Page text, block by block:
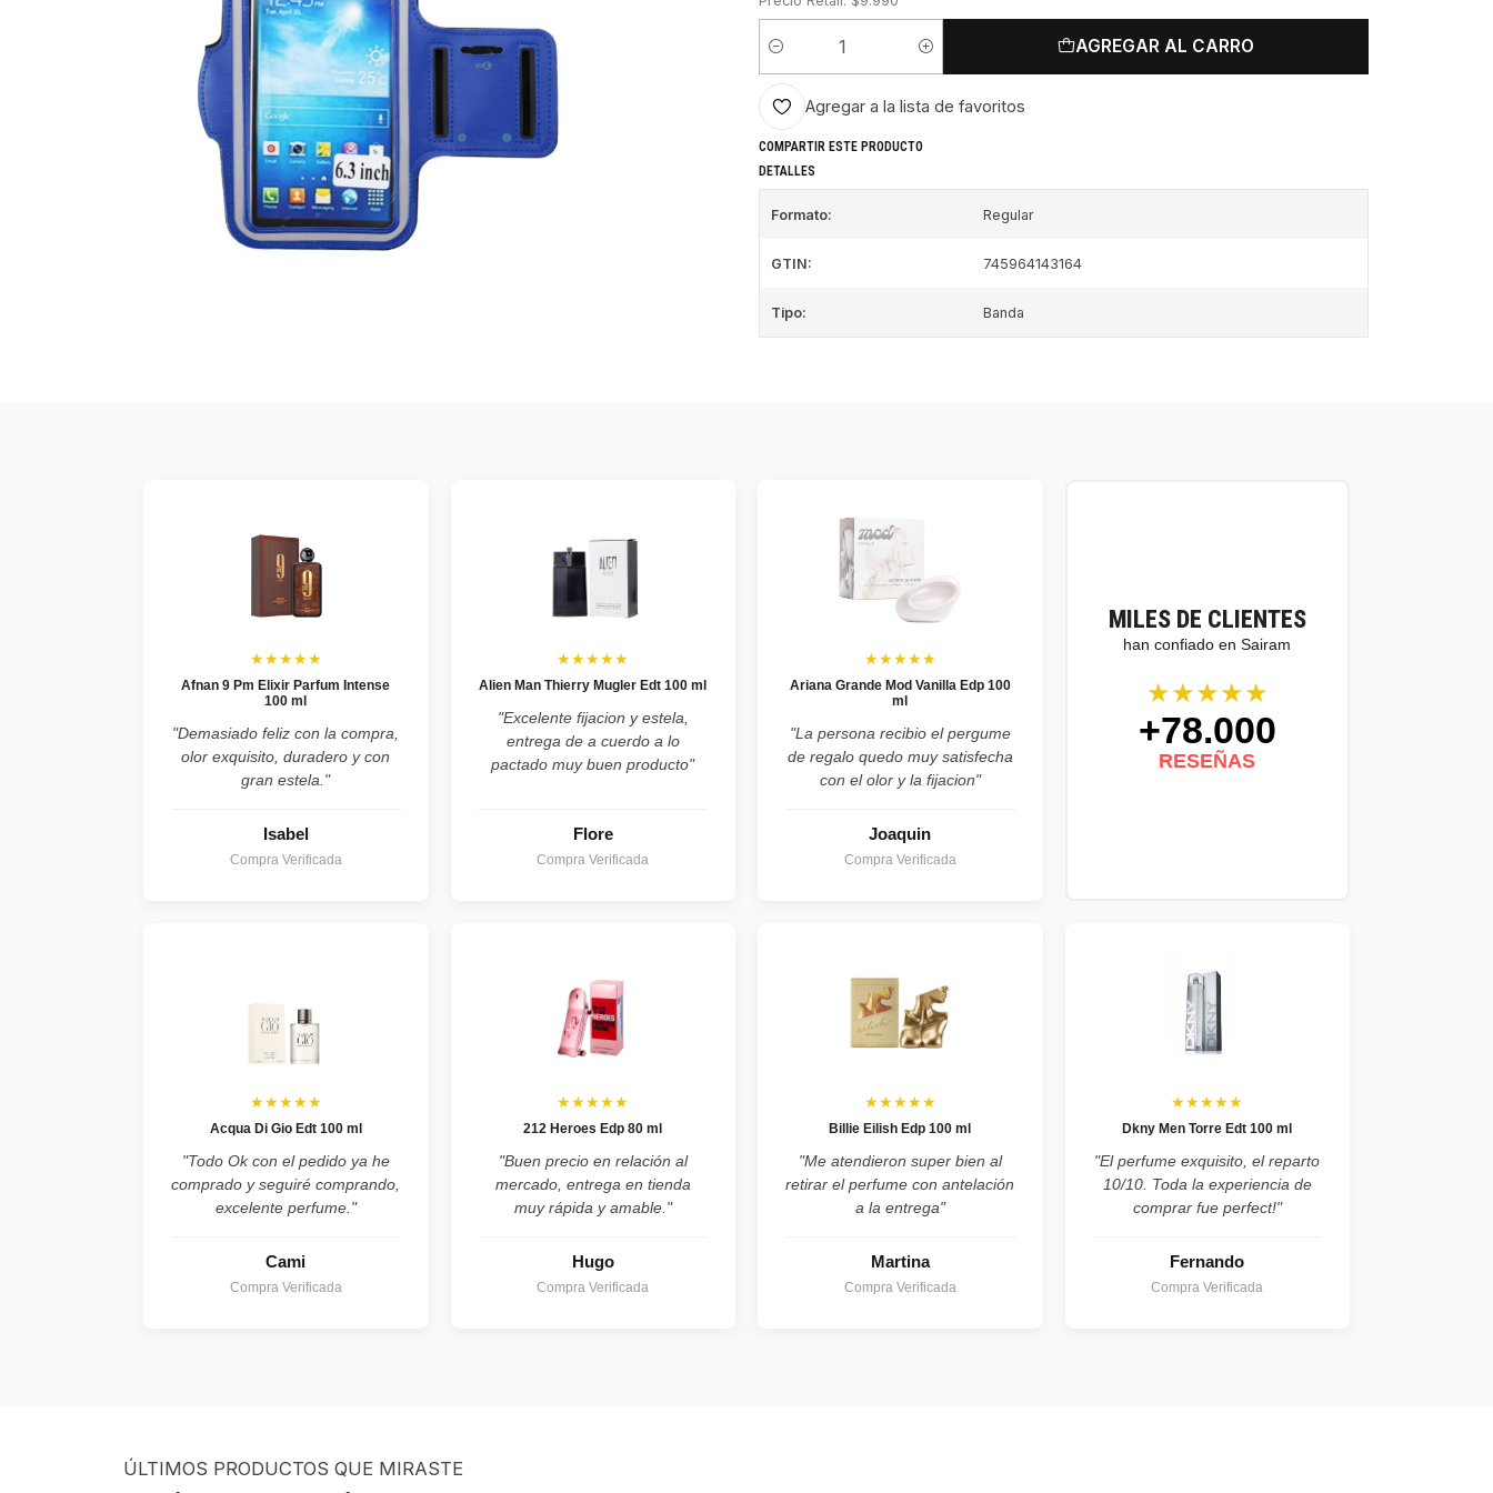
Cantidad
AGREGAR AL CARRO
Agregar a la lista de favoritos
COMPARTIR ESTE PRODUCTO
DETALLES
Formato: Regular
GTIN: 745964143164
Tipo: Banda
MILES DE CLIENTES
han confiado en Sairam
★★★★★
+78.000
RESEÑAS
★★★★★
Afnan 9 Pm Elixir Parfum Intense
100 ml
"Demasiado feliz con la compra,
olor exquisito, duradero y con
gran estela."
Isabel
Compra Verificada
★★★★★
Alien Man Thierry Mugler Edt 100 ml
"Excelente fijacion y estela,
entrega de a cuerdo a lo
pactado muy buen producto"
Flore
Compra Verificada
★★★★★
Ariana Grande Mod Vanilla Edp 100
ml
"La persona recibio el pergume
de regalo quedo muy satisfecha
con el olor y la fijacion"
Joaquin
Compra Verificada
★★★★★
Acqua Di Gio Edt 100 ml
"Todo Ok con el pedido ya he
comprado y seguiré comprando,
excelente perfume."
Cami
Compra Verificada
★★★★★
212 Heroes Edp 80 ml
"Buen precio en relación al
mercado, entrega en tienda
muy rápida y amable."
Hugo
Compra Verificada
★★★★★
Billie Eilish Edp 100 ml
"Me atendieron super bien al
retirar el perfume con antelación
a la entrega"
Martina
Compra Verificada
★★★★★
Dkny Men Torre Edt 100 ml
"El perfume exquisito, el reparto
10/10. Toda la experiencia de
comprar fue perfect!"
Fernando
Compra Verificada
ÚLTIMOS PRODUCTOS QUE MIRASTE